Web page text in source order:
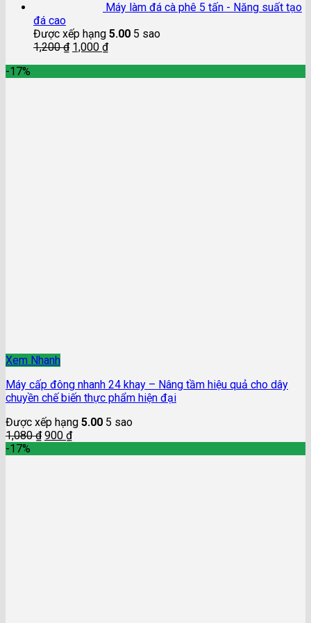
Máy làm đá cà phê 5 tấn - Năng suất tạo
đá cao
Được xếp hạng 5.00 5 sao
1,200₫ 1,000 ₫
-17%
Xem Nhanh
Máy cấp đông nhanh 24 khay – Nâng tầm hiệu quả cho dây
chuyền chế biến thực phẩm hiện đại
Được xếp hạng 5.00 5 sao
1,080₫ 900 ₫
-17%